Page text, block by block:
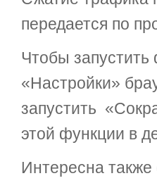
передается по
Чтобы
«Настройки»
запустить
этой функции в
Интересна